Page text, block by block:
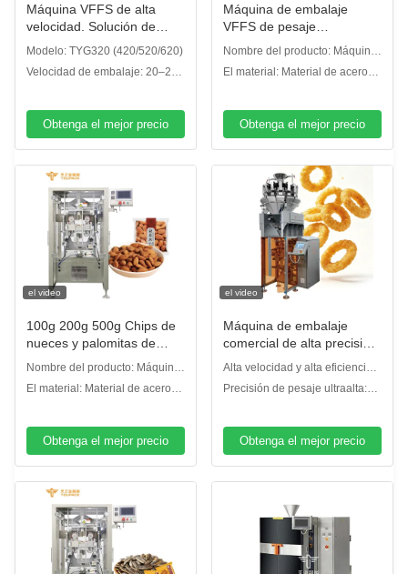
Máquina VFFS de alta
velocidad. Solución de
embalaje de sello de
relleno de forma vertical
automática para alimentos
Modelo: TYG320 (420/520/620)
Velocidad de embalaje: 20–200
Obtenga el mejor precio
Máquina de embalaje
VFFS de pesaje
automático de alta
velocidad para cabeza
múltiple
Nombre del producto: Máquina
de embalaje de sello de
El material: Material de acero
Obtenga el mejor precio
el video
100g 200g 500g Chips de
nueces y palomitas de
maíz máquina de pesado
de embalaje de alta
velocidad
Nombre del producto: Máquina
de embalaje de sello de
El material: Material de acero
Obtenga el mejor precio
el video
Máquina de embalaje
comercial de alta precisión
de pesaje de forma de
llenado de sello máquina
de embalaje de bolsas
Alta velocidad y alta eficiencia:
Velocidad de embalaje 20–200
Precisión de pesaje ultraalta:
material.
Obtenga el mejor precio